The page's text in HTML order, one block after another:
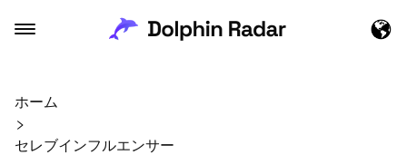
ホーム
セレブインフルエンサー